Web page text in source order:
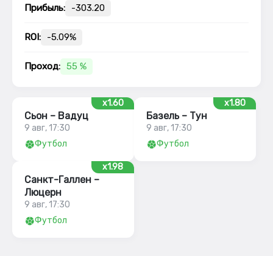
Прибыль: -303.20
ROI: -5.09%
Проход: 55 %
x1.60
Сьон – Вадуц
9 авг, 17:30
Футбол
x1.80
Базель – Тун
9 авг, 17:30
Футбол
x1.98
Санкт-Галлен –
Люцерн
9 авг, 17:30
Футбол